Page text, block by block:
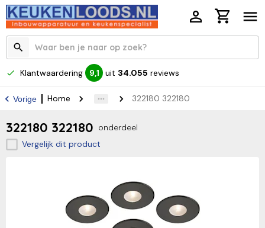
Klantwaardering 9,1 uit 34.055 reviews
Vorige Home 322180 322180
322180 322180 onderdeel
Vergelijk dit product